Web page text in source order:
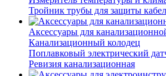
Тройник трубы для защиты
Аксессуары для
Канализационный колодец
Поплавковый электрический
Ревизия канализационная